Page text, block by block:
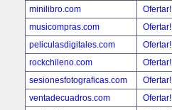
minilibro.com
musicompras.com
peliculasdigitales.com
rockchileno.com
sesionesfotograficas.com
ventadecuadros.com